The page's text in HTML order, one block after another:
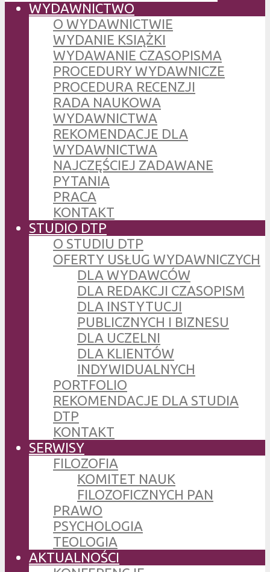
WYDAWNICTWO
O WYDAWNICTWIE
WYDANIE KSIĄŻKI
WYDAWANIE CZASOPISMA
PROCEDURY WYDAWNICZE
PROCEDURA RECENZJI
RADA NAUKOWA
WYDAWNICTWA
REKOMENDACJE DLA
WYDAWNICTWA
NAJCZĘŚCIEJ ZADAWANE
PYTANIA
PRACA
KONTAKT
STUDIO DTP
O STUDIU DTP
OFERTY USŁUG WYDAWNICZYCH
DLA WYDAWCÓW
DLA REDAKCJI CZASOPISM
DLA INSTYTUCJI
PUBLICZNYCH I BIZNESU
DLA UCZELNI
DLA KLIENTÓW
INDYWIDUALNYCH
PORTFOLIO
REKOMENDACJE DLA STUDIA
DTP
KONTAKT
SERWISY
FILOZOFIA
KOMITET NAUK
FILOZOFICZNYCH PAN
PRAWO
PSYCHOLOGIA
TEOLOGIA
AKTUALNOŚCI